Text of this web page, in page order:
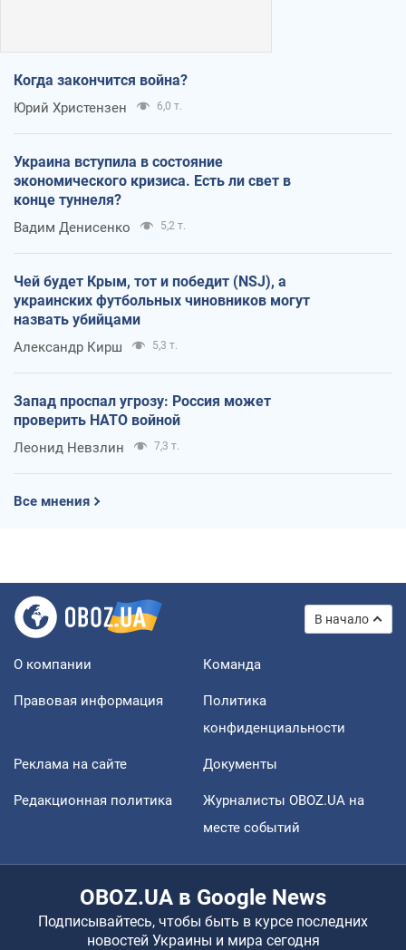
Когда закончится война?
Юрий Христензен 6,0 т.
Украина вступила в состояние
экономического кризиса. Есть ли свет в
конце туннеля?
Вадим Денисенко 5,2 т.
Чей будет Крым, тот и победит (NSJ), а
украинских футбольных чиновников могут
назвать убийцами
Александр Кирш 5,3 т.
Запад проспал угрозу: Россия может
проверить НАТО войной
Леонид Невзлин 7,3 т.
Все мнения
В начало
О компании Команда
Правовая информация
Политика
конфиденциальности
Реклама на сайте Документы
Редакционная политика
Журналисты OBOZ.UA на
месте событий
OBOZ.UA в Google News
Подписывайтесь, чтобы быть в курсе последних
новостей Украины и мира сегодня